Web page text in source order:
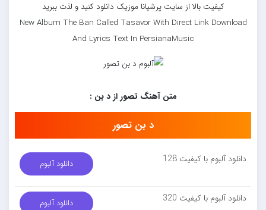
کیفیت بالا از سایت پرشیانا موزیک دانلود کنید و لذت ببرید
New Album The Ban Called Tasavor With Direct Link Download
And Lyrics Text In PersianaMusic
متن آهنگ تصور از د بن :
د بن تصور
دانلود آلبوم با کیفیت 128 دانلود آلبوم
دانلود آلبوم با کیفیت 320 دانلود آلبوم